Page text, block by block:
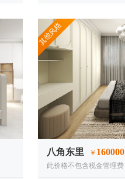
其他风格
八角东里 ￥ 160000
此价格不包含税金管理费